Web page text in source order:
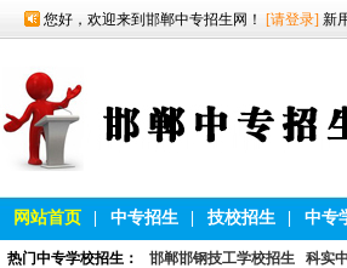
您好，欢迎来到邯郸中专招生网！ [请登录] 新
网站首页 中专招生 技校招生 中专
热门中专学校招生： 邯郸邯钢技工学校招生 科实